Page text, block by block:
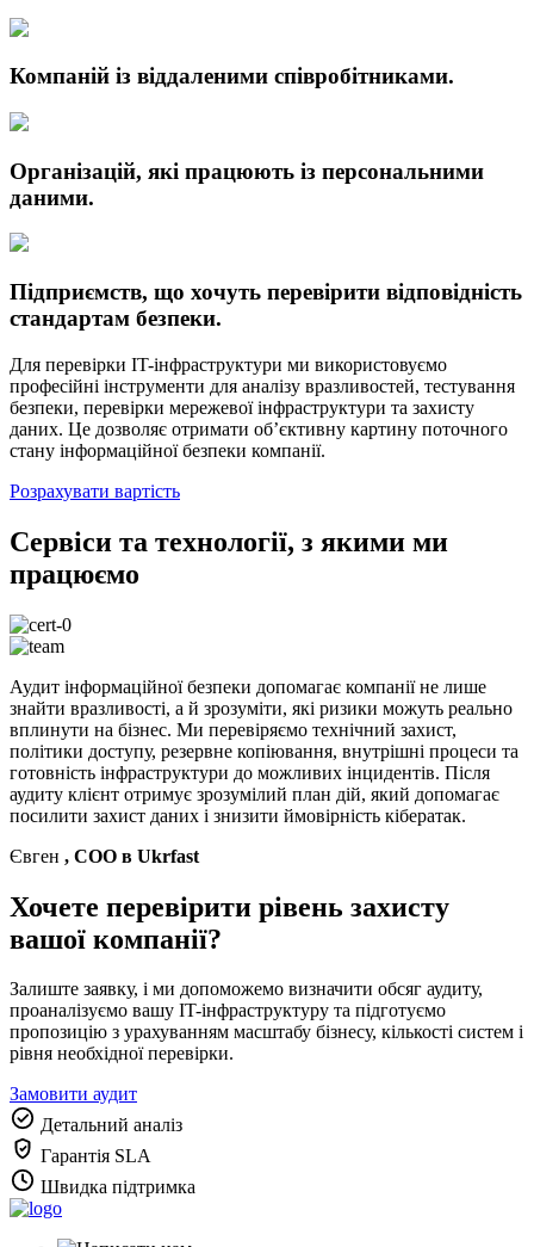
Компаній із віддаленими співробітниками.
Організацій, які працюють із персональними
даними.
Підприємств, що хочуть перевірити відповідність
стандартам безпеки.
Для перевірки IT-інфраструктури ми використовуємо
професійні інструменти для аналізу вразливостей, тестування
безпеки, перевірки мережевої інфраструктури та захисту
даних. Це дозволяє отримати об’єктивну картину поточного
стану інформаційної безпеки компанії.
Розрахувати вартість
Сервіси та технології, з якими ми
працюємо
Аудит інформаційної безпеки допомагає компанії не лише
знайти вразливості, а й зрозуміти, які ризики можуть реально
вплинути на бізнес. Ми перевіряємо технічний захист,
політики доступу, резервне копіювання, внутрішні процеси та
готовність інфраструктури до можливих інцидентів. Після
аудиту клієнт отримує зрозумілий план дій, який допомагає
посилити захист даних і знизити ймовірність кібератак.
Євген , COO в Ukrfast
Хочете перевірити рівень захисту
вашої компанії?
Залиште заявку, і ми допоможемо визначити обсяг аудиту,
проаналізуємо вашу IT-інфраструктуру та підготуємо
пропозицію з урахуванням масштабу бізнесу, кількості систем і
рівня необхідної перевірки.
Замовити аудит
Детальний аналіз
Гарантія SLA
Швидка підтримка